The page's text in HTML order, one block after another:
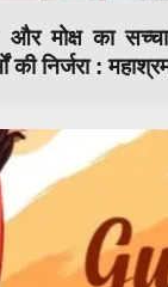
और मोक्ष का
की निर्जरा :